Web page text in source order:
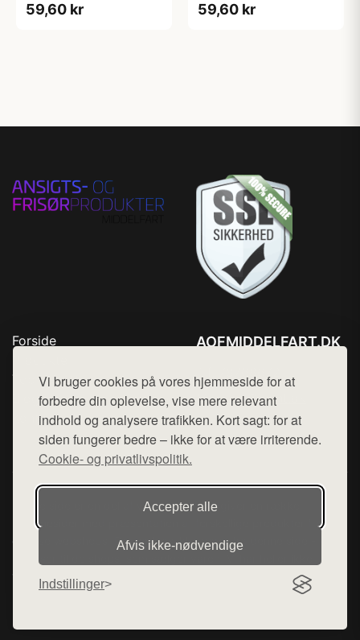
Vi bruger cookies på vores hjemmeside for at
forbedre din oplevelse, vise mere relevant
indhold og analysere trafikken. Kort sagt: for at
siden fungerer bedre – ikke for at være irriterende.
Cookie- og privatlivspolitik.
Accepter alle
Afvis ikke‑nødvendige
Indstillinger
59,60 kr 59,60 kr
Forside
Top Rabatter
Blog
Kontakt
AOFMIDDELFART.DK
Mail: hej@want.dk
Cookie- og privatlivspolitik
Denne side er en del af want.dk, der udgiver en række
hjemmesider med præsentation af forskellige produkter fra
diverse webshops. Der sælges ikke varer fra denne side - vi
henviser til de shops, som sælger varen. Vi har heller ikke
varerne på lager.